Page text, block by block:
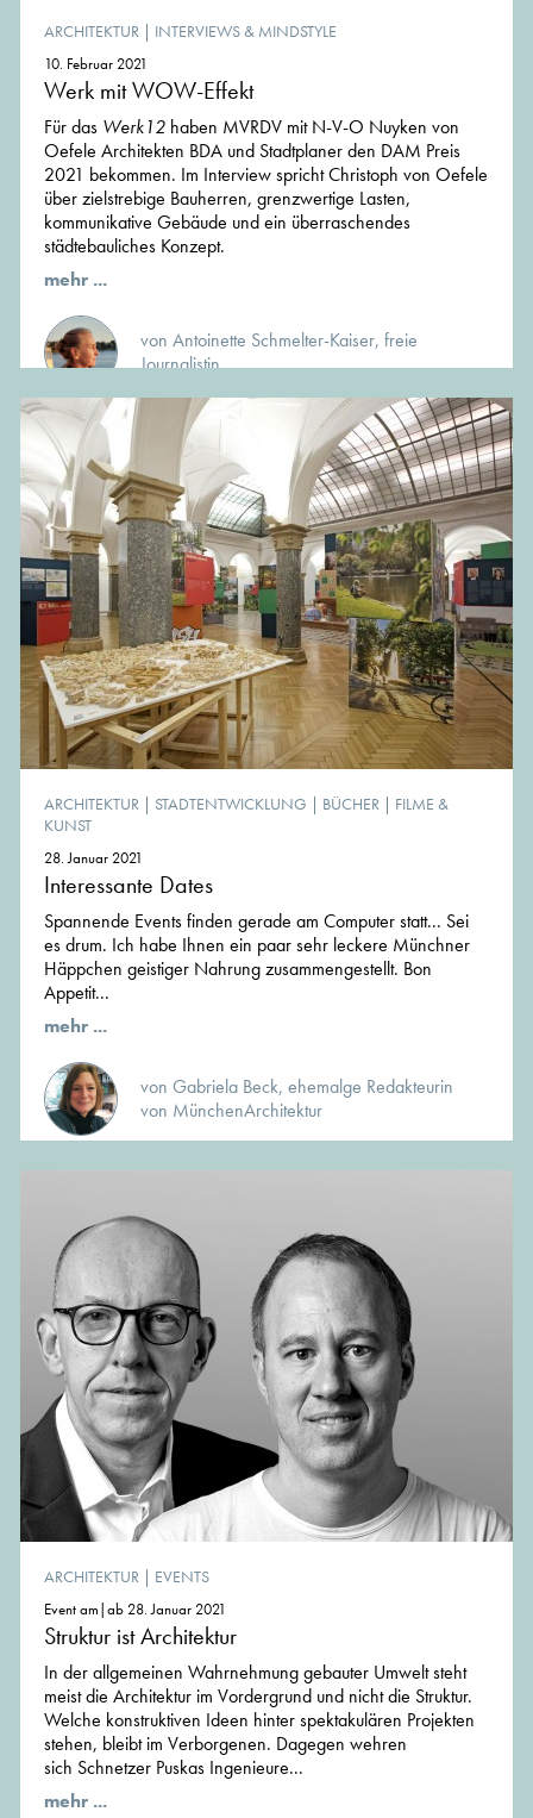
ARCHITEKTUR | INTERVIEWS & MINDSTYLE
10. Februar 2021
Werk mit WOW-Effekt
Für das Werk12 haben MVRDV mit N-V-O Nuyken von
Oefele Architekten BDA und Stadtplaner den DAM Preis
2021 bekommen. Im Interview spricht Christoph von Oefele
über zielstrebige Bauherren, grenzwertige Lasten,
kommunikative Gebäude und ein überraschendes
städtebauliches Konzept.
mehr ...
von Antoinette Schmelter-Kaiser, freie
Journalistin
ARCHITEKTUR | STADTENTWICKLUNG | BÜCHER | FILME &
KUNST
28. Januar 2021
Interessante Dates
Spannende Events finden gerade am Computer statt... Sei
es drum. Ich habe Ihnen ein paar sehr leckere Münchner
Häppchen geistiger Nahrung zusammengestellt. Bon
Appetit...
mehr ...
von Gabriela Beck, ehemalge Redakteurin
von MünchenArchitektur
ARCHITEKTUR | EVENTS
Event am|ab 28. Januar 2021
Struktur ist Architektur
In der allgemeinen Wahrnehmung gebauter Umwelt steht
meist die Architektur im Vordergrund und nicht die Struktur.
Welche konstruktiven Ideen hinter spektakulären Projekten
stehen, bleibt im Verborgenen. Dagegen wehren
sich Schnetzer Puskas Ingenieure...
mehr ...